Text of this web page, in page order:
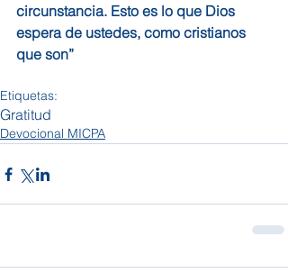
circunstancia. Esto es lo que Dios
espera de ustedes, como cristianos
que son”
Etiquetas:
Gratitud
Devocional MICPA